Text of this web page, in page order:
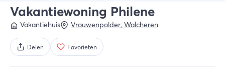
Alle types
Wie
2 gasten
Zoek
Vakantiewoning Philene
Vakantiehuis Vrouwenpolder, Walcheren
Delen Favorieten